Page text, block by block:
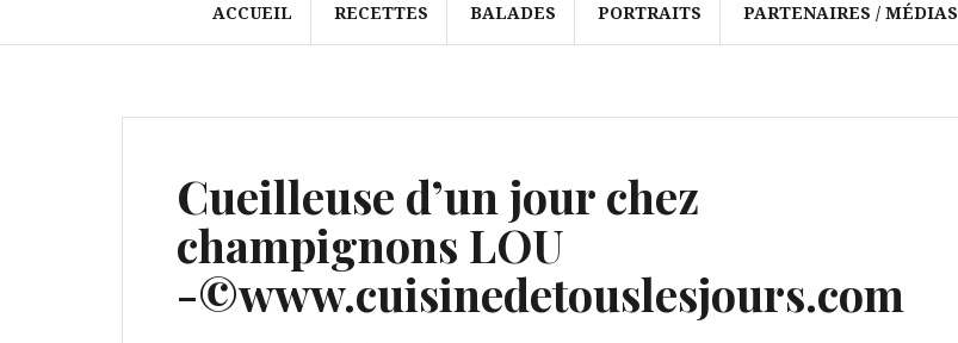
ACCUEIL RECETTES BALADES PORTRAITS PARTENAIRES / MÉDIAS
Cueilleuse d’un jour chez
champignons LOU
-©www.cuisinedetouslesjours.com